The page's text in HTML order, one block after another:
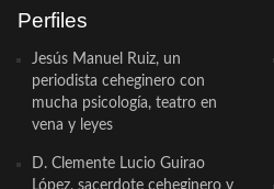
Perfiles
Jesús Manuel Ruiz, un
periodista ceheginero con
mucha psicología, teatro en
vena y leyes
D. Clemente Lucio Guirao
López, sacerdote ceheginero y